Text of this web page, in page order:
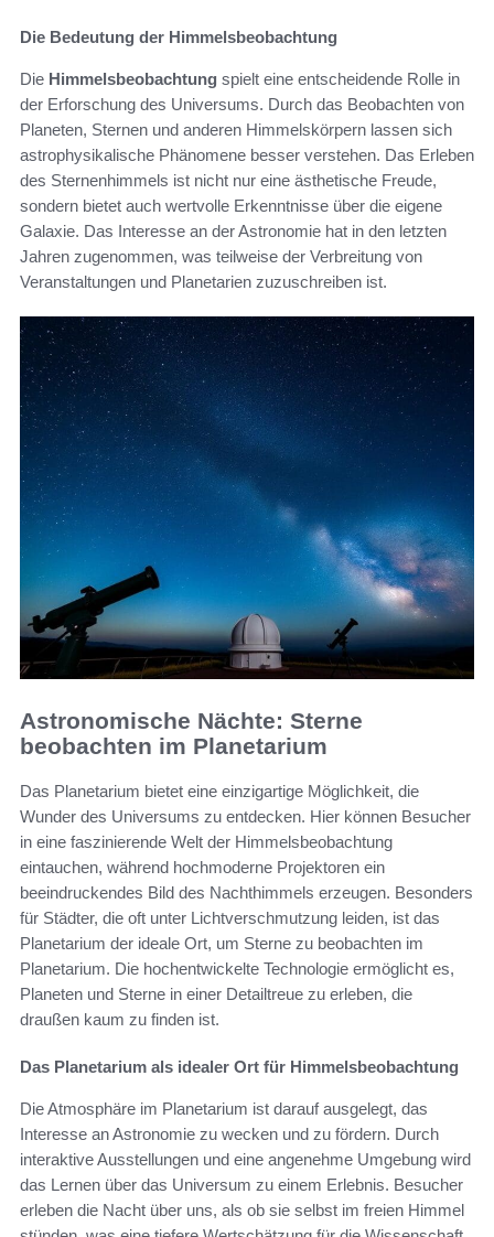
Die Bedeutung der Himmelsbeobachtung
Die Himmelsbeobachtung spielt eine entscheidende Rolle in
der Erforschung des Universums. Durch das Beobachten von
Planeten, Sternen und anderen Himmelskörpern lassen sich
astrophysikalische Phänomene besser verstehen. Das Erleben
des Sternenhimmels ist nicht nur eine ästhetische Freude,
sondern bietet auch wertvolle Erkenntnisse über die eigene
Galaxie. Das Interesse an der Astronomie hat in den letzten
Jahren zugenommen, was teilweise der Verbreitung von
Veranstaltungen und Planetarien zuzuschreiben ist.
Astronomische Nächte: Sterne
beobachten im Planetarium
Das Planetarium bietet eine einzigartige Möglichkeit, die
Wunder des Universums zu entdecken. Hier können Besucher
in eine faszinierende Welt der Himmelsbeobachtung
eintauchen, während hochmoderne Projektoren ein
beeindruckendes Bild des Nachthimmels erzeugen. Besonders
für Städter, die oft unter Lichtverschmutzung leiden, ist das
Planetarium der ideale Ort, um Sterne zu beobachten im
Planetarium. Die hochentwickelte Technologie ermöglicht es,
Planeten und Sterne in einer Detailtreue zu erleben, die
draußen kaum zu finden ist.
Das Planetarium als idealer Ort für Himmelsbeobachtung
Die Atmosphäre im Planetarium ist darauf ausgelegt, das
Interesse an Astronomie zu wecken und zu fördern. Durch
interaktive Ausstellungen und eine angenehme Umgebung wird
das Lernen über das Universum zu einem Erlebnis. Besucher
erleben die Nacht über uns, als ob sie selbst im freien Himmel